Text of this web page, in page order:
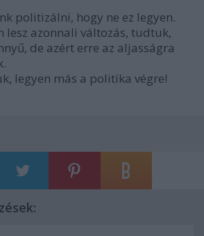
politizálni, hogy ne ez legyen.
lesz azonnali változás, tudtuk,
de azért erre az aljasságra
legyen más a politika végre!